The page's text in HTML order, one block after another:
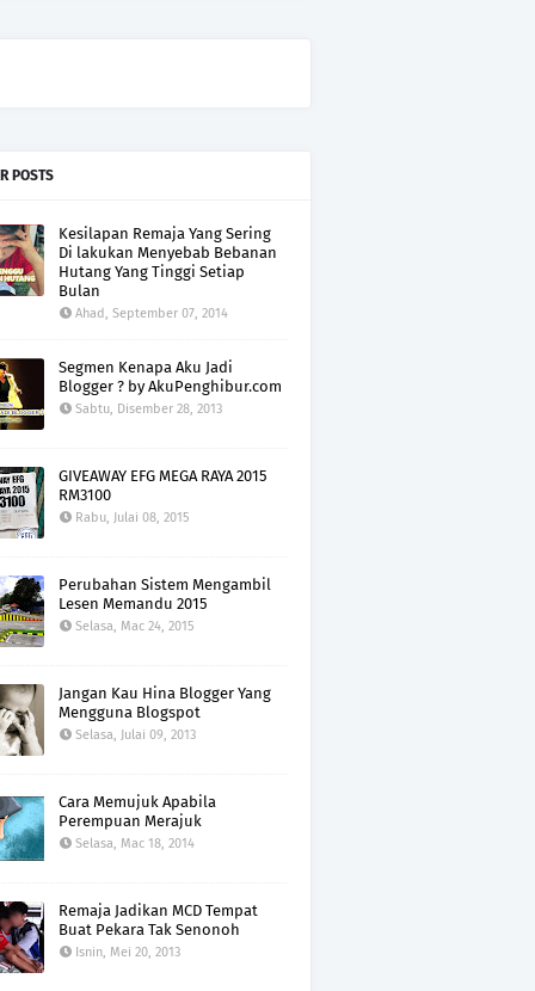
POSTS
Kesilapan Remaja Yang Sering
Di lakukan Menyebab Bebanan
Hutang Yang Tinggi Setiap
Bulan
Ahad, September 07, 2014
Segmen Kenapa Aku Jadi
Blogger ? by AkuPenghibur.com
Sabtu, Disember 28, 2013
GIVEAWAY EFG MEGA RAYA 2015
RM3100
Rabu, Julai 08, 2015
Perubahan Sistem Mengambil
Lesen Memandu 2015
Selasa, Mac 24, 2015
Jangan Kau Hina Blogger Yang
Mengguna Blogspot
Selasa, Julai 09, 2013
Cara Memujuk Apabila
Perempuan Merajuk
Selasa, Mac 18, 2014
Remaja Jadikan MCD Tempat
Buat Pekara Tak Senonoh
Isnin, Mei 20, 2013